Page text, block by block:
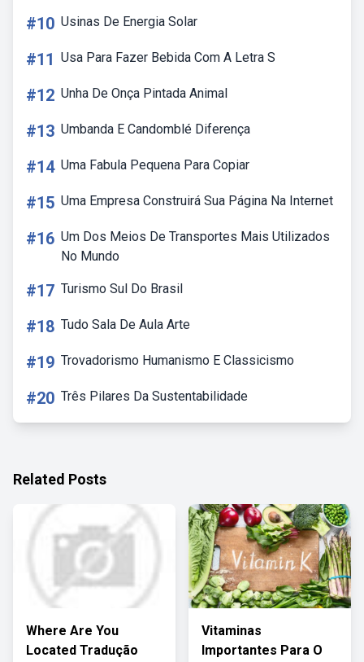
#10 Usinas De Energia Solar
#11 Usa Para Fazer Bebida Com A Letra S
#12 Unha De Onça Pintada Animal
#13 Umbanda E Candomblé Diferença
#14 Uma Fabula Pequena Para Copiar
#15 Uma Empresa Construirá Sua Página Na Internet
#16 Um Dos Meios De Transportes Mais Utilizados
No Mundo
#17 Turismo Sul Do Brasil
#18 Tudo Sala De Aula Arte
#19 Trovadorismo Humanismo E Classicismo
#20 Três Pilares Da Sustentabilidade
Related Posts
Where Are You
Located Tradução
Vitaminas
Importantes Para O